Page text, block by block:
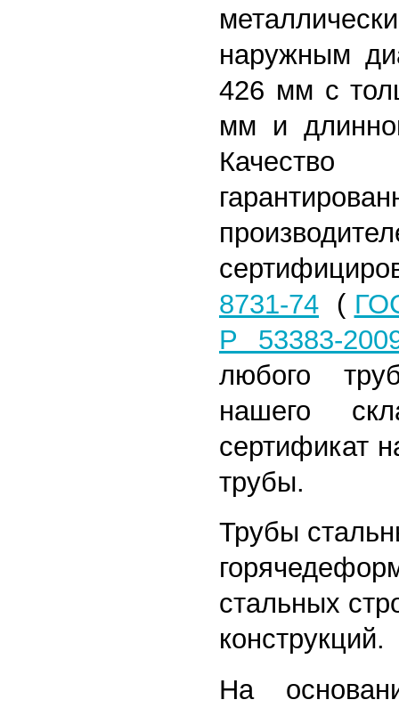
наружным
426 мм с
мм и
8731-74 (
Р 53383-
любого
нашего
сертификат
трубы.
Трубы
стальных
конструкций.
На